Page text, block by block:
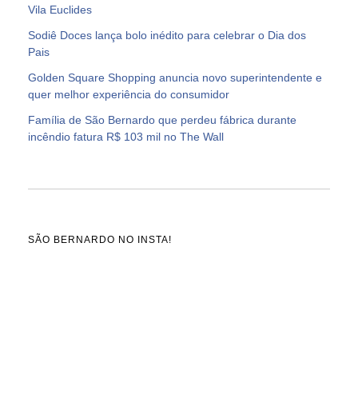
Vila Euclides
Sodiê Doces lança bolo inédito para celebrar o Dia dos
Pais
Golden Square Shopping anuncia novo superintendente e
quer melhor experiência do consumidor
Família de São Bernardo que perdeu fábrica durante
incêndio fatura R$ 103 mil no The Wall
SÃO BERNARDO NO INSTA!